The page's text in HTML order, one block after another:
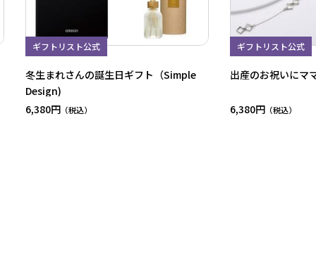
ギフトリスト公式
冬生まれさんの誕生日ギフト（Simple
Design)
6,380円
ギフトリスト公式
出産のお祝いにマ
6,380円